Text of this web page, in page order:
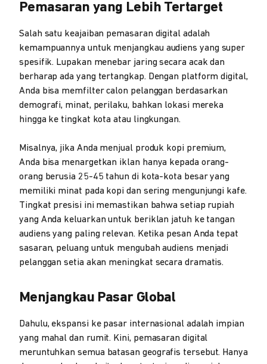
Pemasaran yang Lebih Tertarget
Salah satu keajaiban pemasaran digital adalah
kemampuannya untuk menjangkau audiens yang super
spesifik. Lupakan menebar jaring secara acak dan
berharap ada yang tertangkap. Dengan platform digital,
Anda bisa memfilter calon pelanggan berdasarkan
demografi, minat, perilaku, bahkan lokasi mereka
hingga ke tingkat kota atau lingkungan.
Misalnya, jika Anda menjual produk kopi premium,
Anda bisa menargetkan iklan hanya kepada orang-
orang berusia 25-45 tahun di kota-kota besar yang
memiliki minat pada kopi dan sering mengunjungi kafe.
Tingkat presisi ini memastikan bahwa setiap rupiah
yang Anda keluarkan untuk beriklan jatuh ke tangan
audiens yang paling relevan. Ketika pesan Anda tepat
sasaran, peluang untuk mengubah audiens menjadi
pelanggan setia akan meningkat secara dramatis.
Menjangkau Pasar Global
Dahulu, ekspansi ke pasar internasional adalah impian
yang mahal dan rumit. Kini, pemasaran digital
meruntuhkan semua batasan geografis tersebut. Hanya